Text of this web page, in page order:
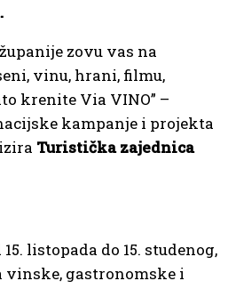
zovu vas na
vinu, hrani, filmu,
krenite Via VINO” –
kampanje i projekta
Turistička zajednica
listopada do 15. studenog,
vinske, gastronomske i